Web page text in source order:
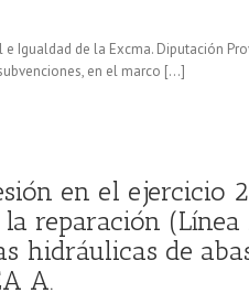
Igualdad de la Excma. Diputación
en el marco […]
en el ejercicio
reparación
hidráulicas de
A.